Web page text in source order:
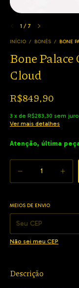
1 / 7
INÍCIO / BONÉS / BONE
Bone
Cloud
R$849,90
3 x de R$283,30 sem
Ver mais detalhes
Atenção, última
Entregas para o CEP:
MEIOS DE ENVIO
Não sei meu CEP
Descrição